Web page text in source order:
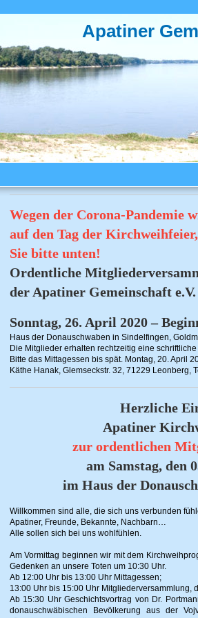
Apatiner
Wegen der Corona-Pandemie
auf den Tag der
Sie bitte unten!
Ordentliche
der Apatiner Gemeinschaft e.V.
Sonntag, 26. April 2020 –
Haus der Donauschwaben in Sindelfingen,
Die Mitglieder erhalten rechtzeitig eine
Bitte das Mittagessen bis spät. Montag, 20. April
Käthe Hanak, Glemseckstr. 32, 71229 Leonberg,
Herzliche
Apatiner
zur ordentlichen
am Samstag, den
im Haus der
Willkommen sind alle, die sich uns verbunden
Apatiner, Freunde, Bekannte, Nachbarn…
Alle sollen sich bei uns wohlfühlen.
Am Vormittag beginnen wir mit dem
Gedenken an unsere Toten um 10:30 Uhr.
Ab 12:00 Uhr bis 13:00 Uhr Mittagessen;
13:00 Uhr bis 15:00 Uhr Mitgliederversammlung,
Ab 15:30 Uhr Geschichtsvortrag von Dr.
donauschwäbischen Bevölkerung aus der